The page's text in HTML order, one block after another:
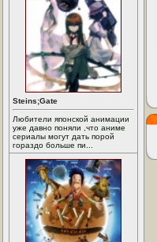
Steins;Gate
Любители японской анимации
уже давно поняли ,что аниме
сериалы могут дать порой
гораздо больше пи...